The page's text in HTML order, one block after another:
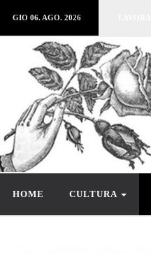
GIO 06. AGO. 2026
HOME CULTURA